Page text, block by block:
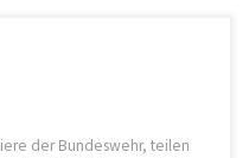
der Bundeswehr, teilen